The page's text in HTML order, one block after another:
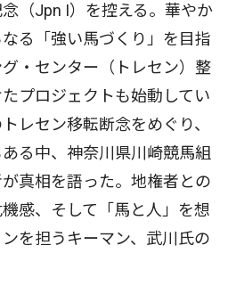
（Jpn I）を控える。華やか
る「強い馬づくり」を目指
・センター（トレセン）整
プロジェクトも始動してい
レセン移転断念をめぐり、
る中、神奈川県川崎競馬組
真相を語った。地権者との
感、そして「馬と人」を想
を担うキーマン、武川氏の